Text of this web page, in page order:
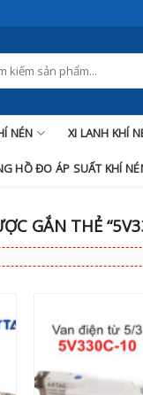
NÉN XI LANH KHÍ
HỒ ĐO ÁP SUẤT KHÍ
GẮN THẺ